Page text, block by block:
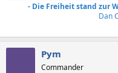
- Die Freiheit stand zur
Dan
Pym
Commander